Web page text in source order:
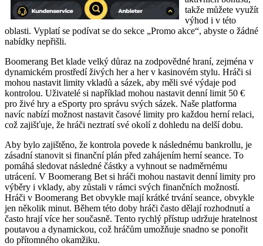
takže můžete využít
výhod i v této
oblasti. Vyplatí se podívat se do sekce „Promo akce“, abyste o žádné
nabídky nepřišli.
Boomerang Bet klade velký důraz na zodpovědné hraní, zejména v
dynamickém prostředí živých her a her v kasinovém stylu. Hráči si
mohou nastavit limity vkladů a sázek, aby měli své výdaje pod
kontrolou. Uživatelé si například mohou nastavit denní limit 50 €
pro živé hry a eSporty pro správu svých sázek. Naše platforma
navíc nabízí možnost nastavit časové limity pro každou herní relaci,
což zajišťuje, že hráči neztratí své okolí z dohledu na delší dobu.
Aby bylo zajištěno, že kontrola povede k následnému bankrollu, je
zásadní stanovit si finanční plán před zahájením herní seance. To
pomáhá sledovat následné částky a vyhnout se nadměrnému
utrácení. V Boomerang Bet si hráči mohou nastavit denní limity pro
výběry i vklady, aby zůstali v rámci svých finančních možností.
Hráči v Boomerang Bet obvykle mají krátké trvání seance, obvykle
jen několik minut. Během této doby hráči často dělají rozhodnutí a
často hrají více her současně. Tento rychlý přístup udržuje hratelnost
poutavou a dynamickou, což hráčům umožňuje snadno se ponořit
do přítomného okamžiku.